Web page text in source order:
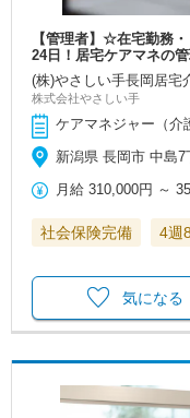
【管理者】☆在宅勤務
24日！居宅ケアマネの管
(株)やさしい手長岡居宅
株式会社やさしい手
ケアマネジャー（介
新潟県 長岡市 中島7
月給 310,000円 ～
社会保険完備 4週
気になる